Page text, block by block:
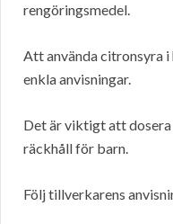
rengöringsmedel.
Att använda citronsyra
enkla anvisningar.
Det är viktigt att
räckhåll för barn.
Följ tillverkarens